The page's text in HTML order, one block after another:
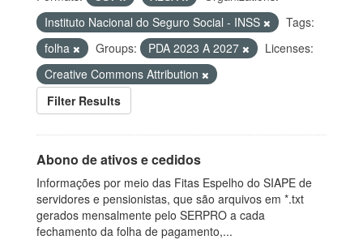
Instituto Nacional do Seguro Social - INSS
Tags:
folha
Groups: PDA 2023 A 2027
Licenses:
Creative Commons Attribution
Filter Results
Abono de ativos e cedidos
Informações por meio das Fitas Espelho do SIAPE de
servidores e pensionistas, que são arquivos em *.txt
gerados mensalmente pelo SERPRO a cada
fechamento da folha de pagamento,...